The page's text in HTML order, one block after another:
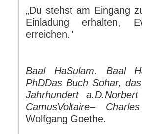
„Du stehst am Eingang
Einladung erhalten,
erreichen."
Baal HaSulam. Baal
PhDDas Buch Sohar,
Jahrhundert a.D.
CamusVoltaire– Charles
Wolfgang Goethe.